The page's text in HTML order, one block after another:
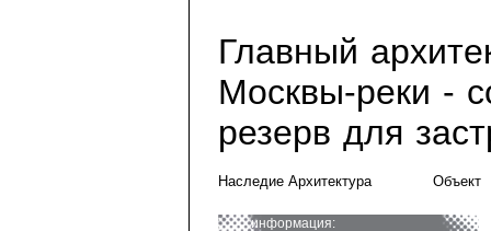
Главный
Москвы-реки -
резерв для
Наследие Архитектура Объект
информация: